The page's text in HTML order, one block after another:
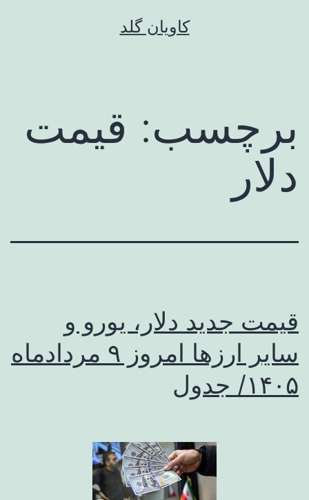
کاویان گلد
برچسب: قیمت
دلار
قیمت جدید دلار، یورو و
سایر ارزها امروز ۹ مردادماه
۱۴۰۵/ جدول